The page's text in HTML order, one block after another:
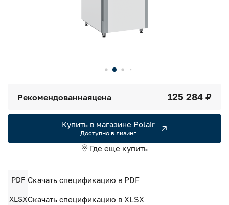
Рекомендованнаяцена 125 284 ₽
Купить в магазине Polair
Доступно в лизинг
Где еще купить
PDF Скачать спецификацию в PDF
XLSXСкачать спецификацию в XLSX
Машины холодильные
Решения для Вашего Dark Store
Единый доступ по QR-коду ко всей информации об изделии